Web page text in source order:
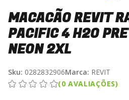
MACACÃO REVIT
PACIFIC 4 H2O
NEON 2XL
Sku: 0282832906Marca: REVIT
(0 AVALIAÇÕES)